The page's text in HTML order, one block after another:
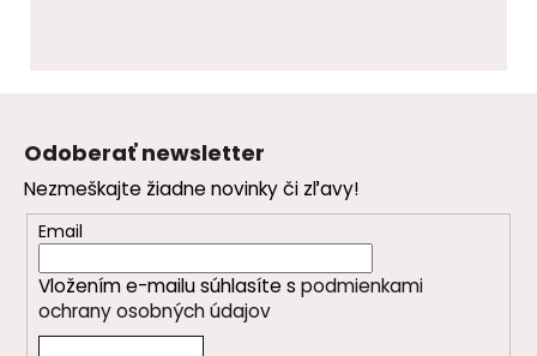
Odoberať newsletter
Nezmeškajte žiadne novinky či zľavy!
Email
Vložením e-mailu súhlasíte s podmienkami
ochrany osobných údajov